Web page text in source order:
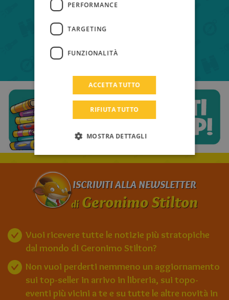
ISCRIVITI ALLA NEWSLETTER
diGeronimo Stilton
Vuoi ricevere tutte le notizie più stratopiche
dal mondo di Geronimo Stilton?
Non vuoi perderti nemmeno un aggiornamento
sui top-seller in arrivo in libreria, sui topo-
eventi più vicini a te e su tutte le altre novità in
DUTCH
PERFORMANCE
TARGETING
FUNZIONALITÀ
ACCETTA TUTTO
RIFIUTA TUTTO
MOSTRA DETTAGLI